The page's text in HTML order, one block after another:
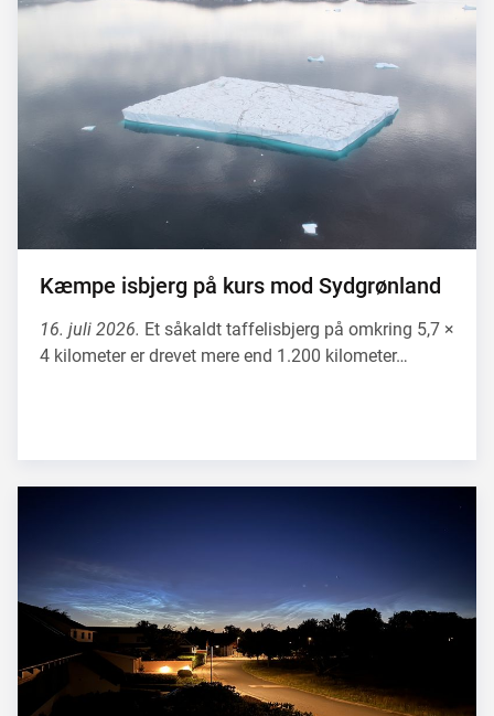
Kæmpe isbjerg på kurs mod Sydgrønland
16. juli 2026. Et såkaldt taffelisbjerg på omkring 5,7 ×
4 kilometer er drevet mere end 1.200 kilometer…